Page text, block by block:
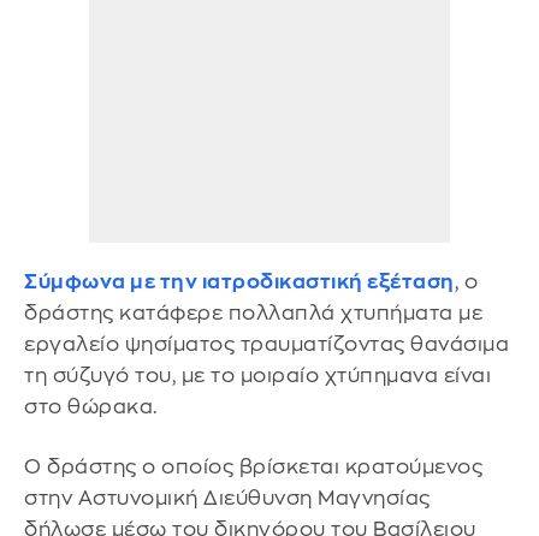
Σύμφωνα με την ιατροδικαστική εξέταση, ο
δράστης κατάφερε πολλαπλά χτυπήματα με
εργαλείο ψησίματος τραυματίζοντας θανάσιμα
τη σύζυγό του, με το μοιραίο χτύπημανα είναι
στο θώρακα.
Ο δράστης ο οποίος βρίσκεται κρατούμενος
στην Αστυνομική Διεύθυνση Μαγνησίας
δήλωσε μέσω του δικηγόρου του Βασίλειου